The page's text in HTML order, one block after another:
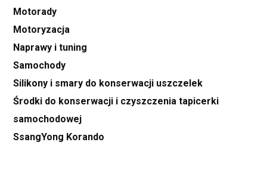
Motorady
Motoryzacja
Naprawy i tuning
Samochody
Silikony i smary do konserwacji uszczelek
Środki do konserwacji i czyszczenia tapicerki
samochodowej
SsangYong Korando